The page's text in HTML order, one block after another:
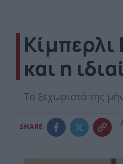
και η
Το ξεχωριστό της
SHARE